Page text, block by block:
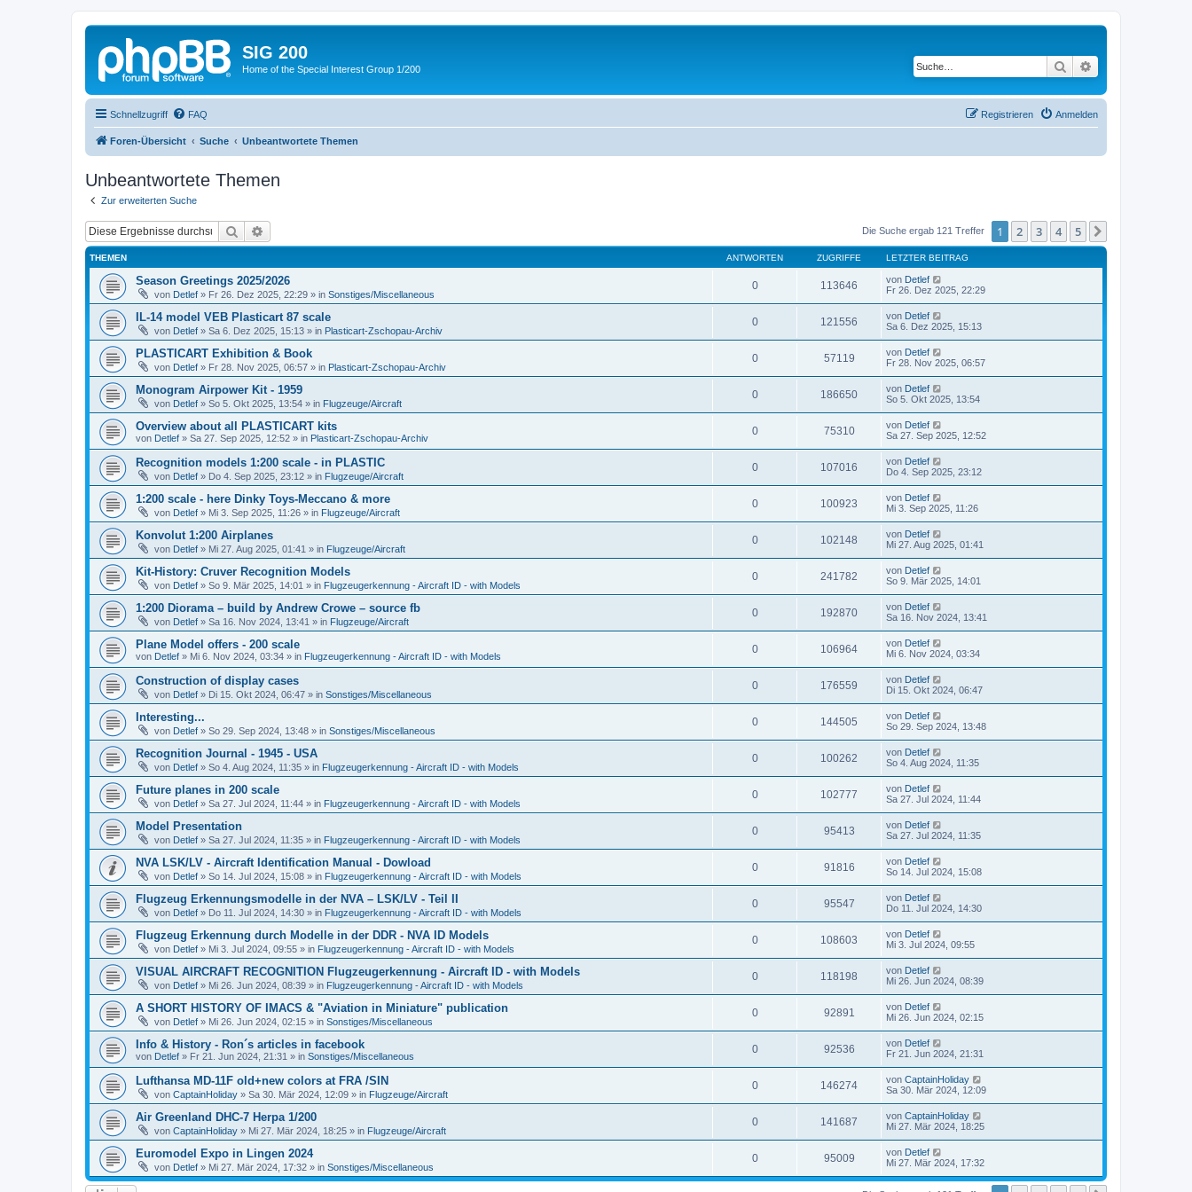
SIG 200
Home of the Special Interest Group 1/200 Suche
Schnellzugriff FAQ Anmelden
Registrieren
Foren-Übersicht Suche Unbeantwortete Themen
Unbeantwortete Themen
Zur erweiterten Suche
Suche Die Suche ergab 121 Treffer 1 2 3 4 5
THEMEN ANTWORTEN ZUGRIFFE LETZTER BEITRAG
Season Greetings 2025/2026
von Detlef » Fr 26. Dez 2025, 22:29 » in Sonstiges/Miscellaneous
0 113646 von Detlef
Fr 26. Dez 2025, 22:29
IL-14 model VEB Plasticart 87 scale
von Detlef » Sa 6. Dez 2025, 15:13 » in Plasticart-Zschopau-Archiv
0 121556 von Detlef
Sa 6. Dez 2025, 15:13
PLASTICART Exhibition & Book
von Detlef » Fr 28. Nov 2025, 06:57 » in Plasticart-Zschopau-Archiv
0 57119 von Detlef
Fr 28. Nov 2025, 06:57
Monogram Airpower Kit - 1959
von Detlef » So 5. Okt 2025, 13:54 » in Flugzeuge/Aircraft
0 186650 von Detlef
So 5. Okt 2025, 13:54
Overview about all PLASTICART kits
von Detlef » Sa 27. Sep 2025, 12:52 » in Plasticart-Zschopau-Archiv
0 75310 von Detlef
Sa 27. Sep 2025, 12:52
Recognition models 1:200 scale - in PLASTIC
von Detlef » Do 4. Sep 2025, 23:12 » in Flugzeuge/Aircraft
0 107016 von Detlef
Do 4. Sep 2025, 23:12
1:200 scale - here Dinky Toys-Meccano & more
von Detlef » Mi 3. Sep 2025, 11:26 » in Flugzeuge/Aircraft
0 100923 von Detlef
Mi 3. Sep 2025, 11:26
Konvolut 1:200 Airplanes
von Detlef » Mi 27. Aug 2025, 01:41 » in Flugzeuge/Aircraft
0 102148 von Detlef
Mi 27. Aug 2025, 01:41
Kit-History: Cruver Recognition Models
von Detlef » So 9. Mär 2025, 14:01 » in Flugzeugerkennung - Aircraft ID - with Models
0 241782 von Detlef
So 9. Mär 2025, 14:01
1:200 Diorama – build by Andrew Crowe – source fb
von Detlef » Sa 16. Nov 2024, 13:41 » in Flugzeuge/Aircraft
0 192870 von Detlef
Sa 16. Nov 2024, 13:41
Plane Model offers - 200 scale
von Detlef » Mi 6. Nov 2024, 03:34 » in Flugzeugerkennung - Aircraft ID - with Models
0 106964 von Detlef
Mi 6. Nov 2024, 03:34
Construction of display cases
von Detlef » Di 15. Okt 2024, 06:47 » in Sonstiges/Miscellaneous
0 176559 von Detlef
Di 15. Okt 2024, 06:47
Interesting...
von Detlef » So 29. Sep 2024, 13:48 » in Sonstiges/Miscellaneous
0 144505 von Detlef
So 29. Sep 2024, 13:48
Recognition Journal - 1945 - USA
von Detlef » So 4. Aug 2024, 11:35 » in Flugzeugerkennung - Aircraft ID - with Models
0 100262 von Detlef
So 4. Aug 2024, 11:35
Future planes in 200 scale
von Detlef » Sa 27. Jul 2024, 11:44 » in Flugzeugerkennung - Aircraft ID - with Models
0 102777 von Detlef
Sa 27. Jul 2024, 11:44
Model Presentation
von Detlef » Sa 27. Jul 2024, 11:35 » in Flugzeugerkennung - Aircraft ID - with Models
0 95413 von Detlef
Sa 27. Jul 2024, 11:35
NVA LSK/LV - Aircraft Identification Manual - Dowload
von Detlef » So 14. Jul 2024, 15:08 » in Flugzeugerkennung - Aircraft ID - with Models
0 91816 von Detlef
So 14. Jul 2024, 15:08
Flugzeug Erkennungsmodelle in der NVA – LSK/LV - Teil II
von Detlef » Do 11. Jul 2024, 14:30 » in Flugzeugerkennung - Aircraft ID - with Models
0 95547 von Detlef
Do 11. Jul 2024, 14:30
Flugzeug Erkennung durch Modelle in der DDR - NVA ID Models
von Detlef » Mi 3. Jul 2024, 09:55 » in Flugzeugerkennung - Aircraft ID - with Models
0 108603 von Detlef
Mi 3. Jul 2024, 09:55
VISUAL AIRCRAFT RECOGNITION Flugzeugerkennung - Aircraft ID - with Models
von Detlef » Mi 26. Jun 2024, 08:39 » in Flugzeugerkennung - Aircraft ID - with Models
0 118198 von Detlef
Mi 26. Jun 2024, 08:39
A SHORT HISTORY OF IMACS & "Aviation in Miniature" publication
von Detlef » Mi 26. Jun 2024, 02:15 » in Sonstiges/Miscellaneous
0 92891 von Detlef
Mi 26. Jun 2024, 02:15
Info & History - Ron´s articles in facebook
von Detlef » Fr 21. Jun 2024, 21:31 » in Sonstiges/Miscellaneous
0 92536 von Detlef
Fr 21. Jun 2024, 21:31
Lufthansa MD-11F old+new colors at FRA /SIN
von CaptainHoliday » Sa 30. Mär 2024, 12:09 » in Flugzeuge/Aircraft
0 146274 von CaptainHoliday
Sa 30. Mär 2024, 12:09
Air Greenland DHC-7 Herpa 1/200
von CaptainHoliday » Mi 27. Mär 2024, 18:25 » in Flugzeuge/Aircraft
0 141687 von CaptainHoliday
Mi 27. Mär 2024, 18:25
Euromodel Expo in Lingen 2024
von Detlef » Mi 27. Mär 2024, 17:32 » in Sonstiges/Miscellaneous
0 95009 von Detlef
Mi 27. Mär 2024, 17:32